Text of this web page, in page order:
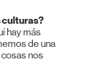
culturas?
hay más
de una
nos